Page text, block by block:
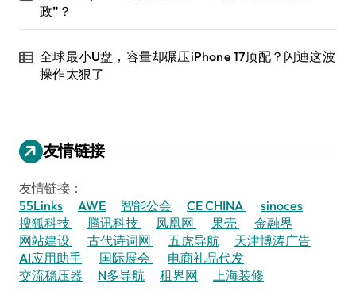
政”？
全球最小U盘，容量却碾压iPhone 17顶配？闪迪这波
操作太狠了
友情链接
友情链接：
55Links
AWE 智能公会 CE CHINA
sinoces
搜狐科技
腾讯科技 凤凰网 果壳
金融界
网站建设
古代诗词网 五虎导航
天津博涛广告
AI应用助手
国际展会
电商礼品代发
交流稳压器
N多导航 租界网 上海装修